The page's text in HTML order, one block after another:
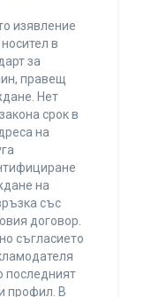
изявление
в
за
правещ
Нет
срок в
на
на
със
договор.
съгласието
последният
профил. В